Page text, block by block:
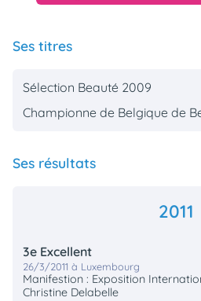
Ses titres
Sélection Beauté 2009
Championne de Belgique de
Ses résultats
2011
3e Excellent
26/3/2011 à Luxembourg
Manifestion : Exposition
Christine Delabelle